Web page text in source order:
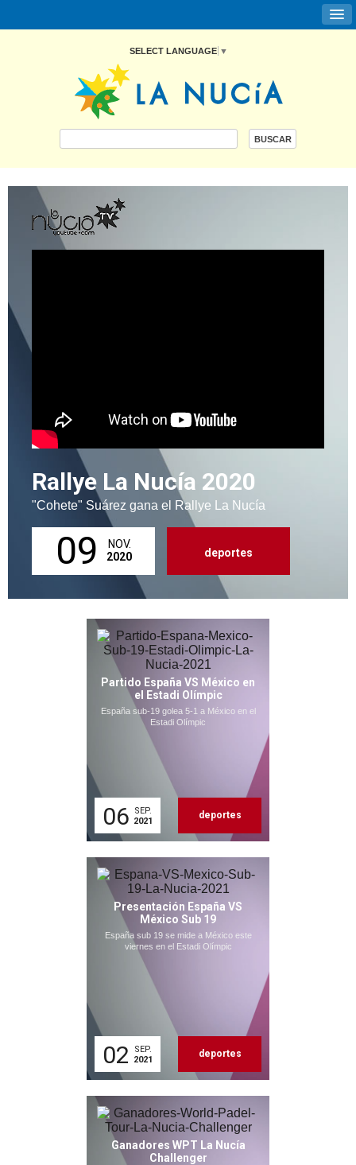
SELECT LANGUAGE ▼
Rallye La Nucía 2020
"Cohete" Suárez gana el Rallye La Nucía
09
NOV.
2020
deportes
Partido España VS México en
el Estadi Olímpic
España sub-19 golea 5-1 a México en el
Estadi Olímpic
06
SEP.
2021
deportes
Presentación España VS
México Sub 19
España sub 19 se mide a México este
viernes en el Estadi Olímpic
02
SEP.
2021
deportes
Ganadores WPT La Nucía
Challenger